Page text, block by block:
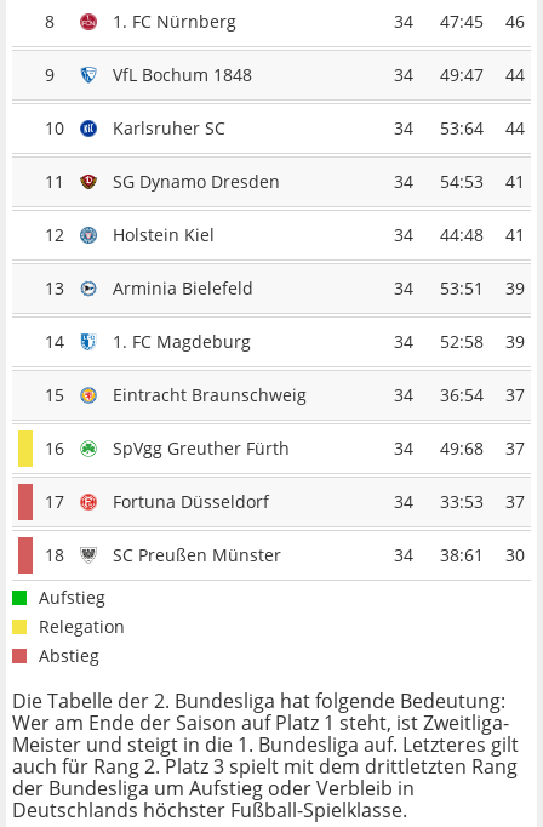
8 1. FC Nürnberg 34 47:45 46
9 VfL Bochum 1848 34 49:47 44
10 Karlsruher SC 34 53:64 44
11 SG Dynamo Dresden 34 54:53 41
12 Holstein Kiel 34 44:48 41
13 Arminia Bielefeld 34 53:51 39
14 1. FC Magdeburg 34 52:58 39
15 Eintracht Braunschweig 34 36:54 37
16 SpVgg Greuther Fürth 34 49:68 37
17 Fortuna Düsseldorf 34 33:53 37
18 SC Preußen Münster 34 38:61
30
Aufstieg
Relegation
Abstieg
Die Tabelle der 2. Bundesliga hat folgende Bedeutung:
Wer am Ende der Saison auf Platz 1 steht, ist Zweitliga-
Meister und steigt in die 1. Bundesliga auf. Letzteres gilt
auch für Rang 2. Platz 3 spielt mit dem drittletzten Rang
der Bundesliga um Aufstieg oder Verbleib in
Deutschlands höchster Fußball-Spielklasse.